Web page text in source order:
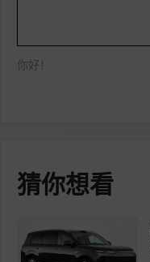
你好！
猜你想看